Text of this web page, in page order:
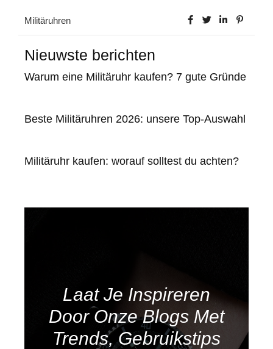
Militäruhren
Nieuwste berichten
Warum eine Militäruhr kaufen? 7 gute Gründe
Beste Militäruhren 2026: unsere Top-Auswahl
Militäruhr kaufen: worauf solltest du achten?
Laat Je Inspireren
Door Onze Blogs Met
Trends, Gebruikstips